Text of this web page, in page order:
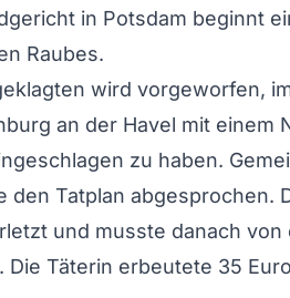
in Potsdam beginnt
Raubes.
wird vorgeworfen,
an der Havel mit einem
zu haben.
den Tatplan abgesprochen.
und musste danach
Die Täterin erbeutete 35